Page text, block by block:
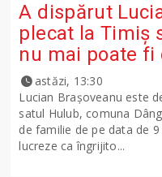
A dispărut
plecat la Timiș
nu mai poate fi
astăzi, 13:30
Lucian Brașoveanu este
satul Hulub, comuna
de familie de pe data de
lucreze ca îngrijito...